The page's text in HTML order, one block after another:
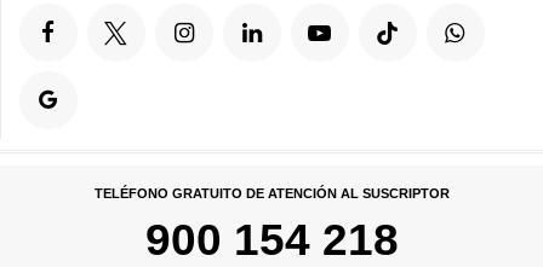
TELÉFONO GRATUITO DE ATENCIÓN AL SUSCRIPTOR
900 154 218